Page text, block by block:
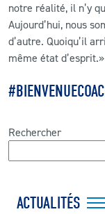
notre réalité, il n’y
Aujourd’hui, nous
d’autre. Quoiqu’il
même état d’esprit.»
Rechercher
ACTUALITÉS